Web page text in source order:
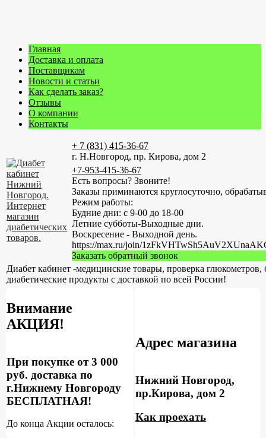
Главная
Доставка и оплата
Поставщикам
Новости и статьи
Как сделать заказ?
Отзывы
О компании
Контакты
+ 7 (831) 415-36-67
г. Н.Новгород, пр. Кирова, дом 2
+7-953-415-36-67
Есть вопросы? Звоните!
Заказы приминаются круглосуточно,
Режим работы:
Будние дни: с 9-00 до 18-00
Летние субботы-Выходные дни.
Воскресение - Выходной день.
https://max.ru/join/
Заказать обратный звонок
Диабет кабинет -медицинские товары, проверка глюкометров,
диабетические продукты с доставкой по всей России!
Внимание
АКЦИЯ!
При покупке от 3 000
руб. доставка по
г.Нижнему Новгороду
БЕСПЛАТНАЯ!
До конца Акции осталось:
Адрес магазина
Нижний Новгород,
пр.Кирова, дом 2
Как проехать